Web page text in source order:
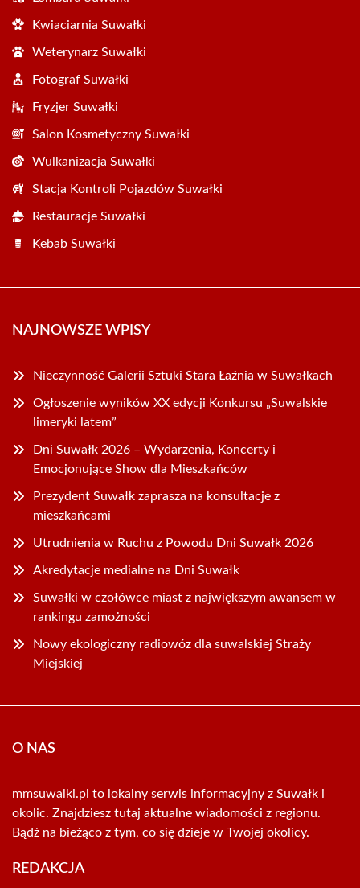
Kwiaciarnia Suwałki
Weterynarz Suwałki
Fotograf Suwałki
Fryzjer Suwałki
Salon Kosmetyczny Suwałki
Wulkanizacja Suwałki
Stacja Kontroli Pojazdów Suwałki
Restauracje Suwałki
Kebab Suwałki
NAJNOWSZE WPISY
Nieczynność Galerii Sztuki Stara Łaźnia w Suwałkach
Ogłoszenie wyników XX edycji Konkursu „Suwalskie
limeryki latem”
Dni Suwałk 2026 – Wydarzenia, Koncerty i
Emocjonujące Show dla Mieszkańców
Prezydent Suwałk zaprasza na konsultacje z
mieszkańcami
Utrudnienia w Ruchu z Powodu Dni Suwałk 2026
Akredytacje medialne na Dni Suwałk
Suwałki w czołówce miast z największym awansem w
rankingu zamożności
Nowy ekologiczny radiowóz dla suwalskiej Straży
Miejskiej
O NAS
mmsuwalki.pl to lokalny serwis informacyjny z Suwałk i
okolic. Znajdziesz tutaj aktualne wiadomości z regionu.
Bądź na bieżąco z tym, co się dzieje w Twojej okolicy.
REDAKCJA